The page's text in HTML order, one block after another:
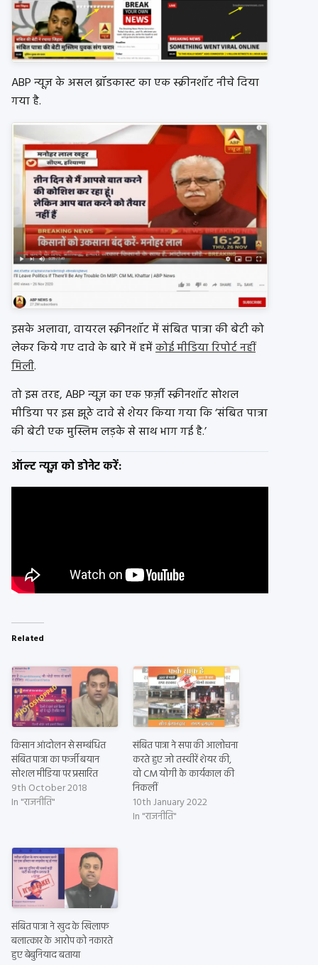
ABP न्यूज़ के असल ब्रॉडकास्ट का एक स्क्रीनशॉट नीचे दिया
गया है.
इसके अलावा, वायरल स्क्रीनशॉट में संबित पात्रा की बेटी को
लेकर किये गए दावे के बारे में हमेंकोई मीडिया रिपोर्ट नहीं
मिली.
तो इस तरह, ABP न्यूज़ का एक फ़र्ज़ी स्क्रीनशॉट सोशल
मीडिया पर इस झूठे दावे से शेयर किया गया कि ‘संबित पात्रा
की बेटी एक मुस्लिम लड़के से साथ भाग गई है.’
ऑल्ट न्यूज़ को डोनेट करें:
Related
किसान आंदोलन से सम्बंधित
संबित पात्रा का फर्जी बयान
सोशल मीडिया पर प्रसारित
9th October 2018
In "राजनीति"
संबित पात्रा ने सपा की आलोचना
करते हुए जो तस्वीरें शेयर की,
वो CM योगी के कार्यकाल की
निकलीं
10th January 2022
In "राजनीति"
संबित पात्रा ने खुद के खिलाफ
बलात्कार के आरोप को नकारते
हुए बेबुनियाद बताया